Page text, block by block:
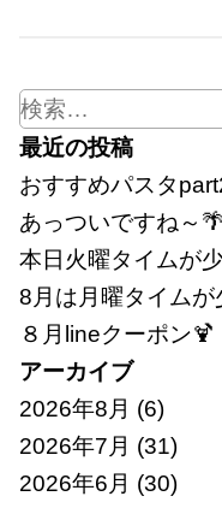
検
索:
最近の投稿
おすすめパスタ
あっついですね～🌴
本日火曜タイムが
8月は月曜タイム
８月lineクーポン🍹
アーカイブ
2026年8月 (6)
2026年7月 (31)
2026年6月 (30)